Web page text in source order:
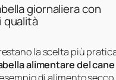
giornaliera con
la scelta più
alimentare del cane